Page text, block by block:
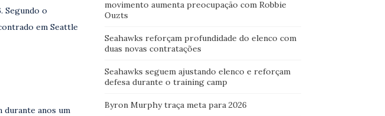
Segundo o
em Seattle
durante anos um
movimento aumenta preocupação com Robbie
Ouzts
Seahawks reforçam profundidade do elenco com
duas novas contratações
Seahawks seguem ajustando elenco e reforçam
defesa durante o training camp
Byron Murphy traça meta para 2026